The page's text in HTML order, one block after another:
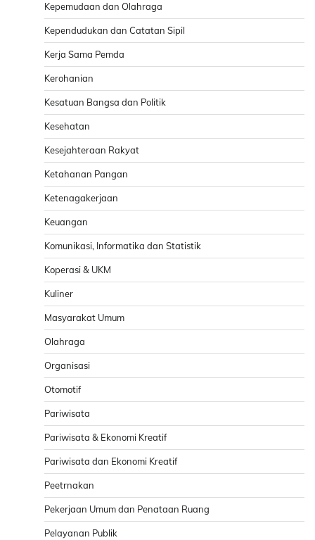
Kepemudaan dan Olahraga
Kependudukan dan Catatan Sipil
Kerja Sama Pemda
Kerohanian
Kesatuan Bangsa dan Politik
Kesehatan
Kesejahteraan Rakyat
Ketahanan Pangan
Ketenagakerjaan
Keuangan
Komunikasi, Informatika dan Statistik
Koperasi & UKM
Kuliner
Masyarakat Umum
Olahraga
Organisasi
Otomotif
Pariwisata
Pariwisata & Ekonomi Kreatif
Pariwisata dan Ekonomi Kreatif
Peetrnakan
Pekerjaan Umum dan Penataan Ruang
Pelayanan Publik